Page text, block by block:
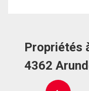
Propriétés
4362